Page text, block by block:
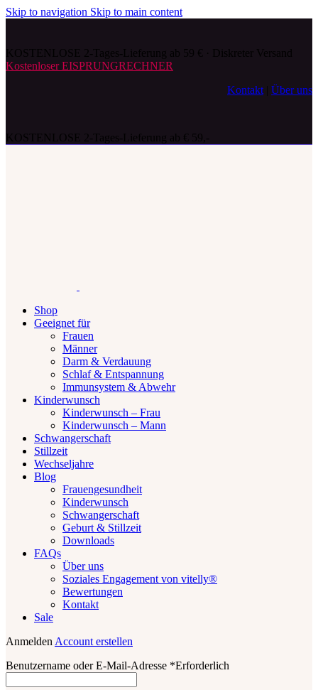
Skip to navigation Skip to main content
Kostenloser EISPRUNGRECHNER
Kontakt
Über uns
Shop
Geeignet für
Frauen
Männer
Darm & Verdauung
Schlaf & Entspannung
Immunsystem & Abwehr
Kinderwunsch
Kinderwunsch – Frau
Kinderwunsch – Mann
Schwangerschaft
Stillzeit
Wechseljahre
Blog
Frauengesundheit
Kinderwunsch
Schwangerschaft
Geburt & Stillzeit
Downloads
FAQs
Über uns
Soziales Engagement von vitelly®
Bewertungen
Kontakt
Sale
Anmelden Account erstellen
Benutzername oder E-Mail-Adresse *Erforderlich